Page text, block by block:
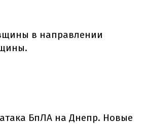
в направлении
БпЛА на Днепр. Новые